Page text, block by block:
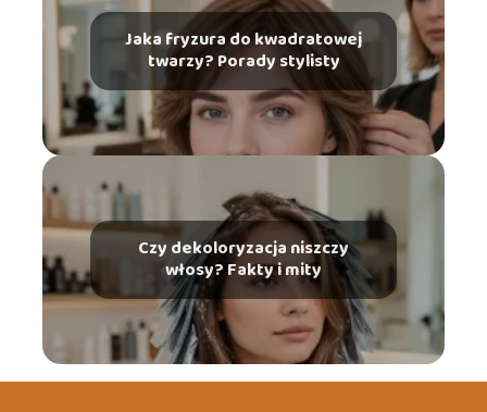
Jaka fryzura do kwadratowej
twarzy? Porady stylisty
Czy dekoloryzacja niszczy
włosy? Fakty i mity